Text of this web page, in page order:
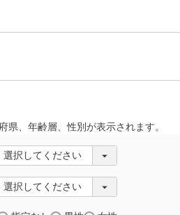
県、年齢層、性別が表示されます。